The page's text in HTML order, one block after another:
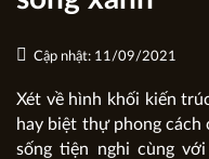
Cập nhật: 11/09/2021
Xét về hình khối kiến
hay biệt thự phong cách
sống tiện nghi cùng